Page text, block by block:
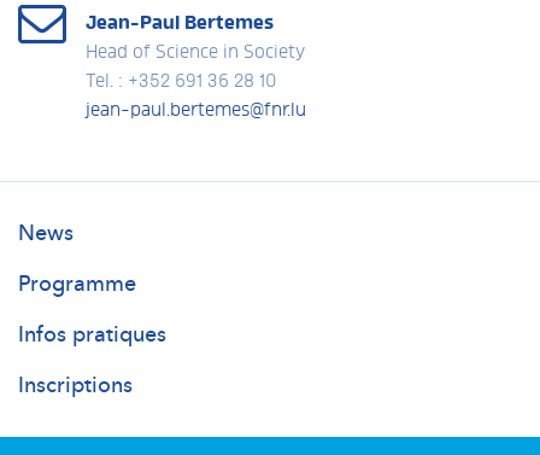
Jean-Paul Bertemes
Head of Science in Society
Tel. : +352 691 36 28 10
jean-paul.bertemes@fnr.lu
Researchersdays
Main
News
Programme
Infos pratiques
Inscriptions